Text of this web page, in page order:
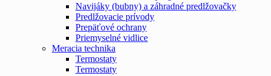
Navijáky (bubny) a záhradné predlžovačky
Predlžovacie prívody
Prepäťové ochrany
Priemyselné vidlice
Meracia technika
Termostaty
Termostaty